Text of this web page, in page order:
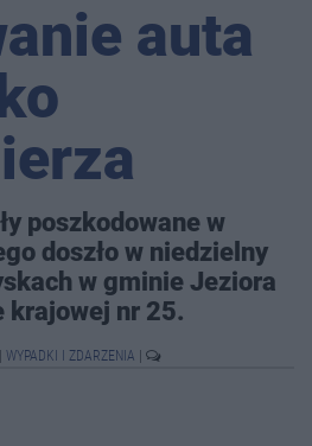
auta
poszkodowane w
doszło w niedzielny
w gminie Jeziora
krajowej nr 25.
WYPADKI I ZDARZENIA